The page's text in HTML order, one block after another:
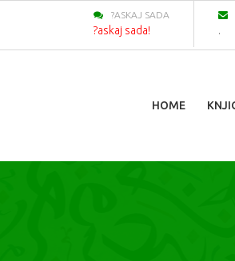
?ASKAJ SADA
?askaj sada! .
HOME